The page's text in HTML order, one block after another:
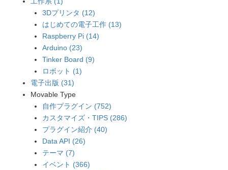
3Dプリンタ (12)
はじめての電子工作 (13)
Raspberry Pi (14)
Arduino (23)
Tinker Board (9)
ロボット (1)
電子出版 (31)
Movable Type
自作プラグイン (752)
カスタマイズ・TIPS (286)
プラグイン紹介 (40)
Data API (26)
テーマ (7)
イベント (366)